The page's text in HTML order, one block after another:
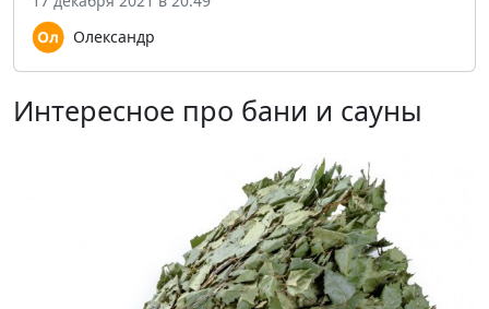
Олександр
Интересное про бани и сауны